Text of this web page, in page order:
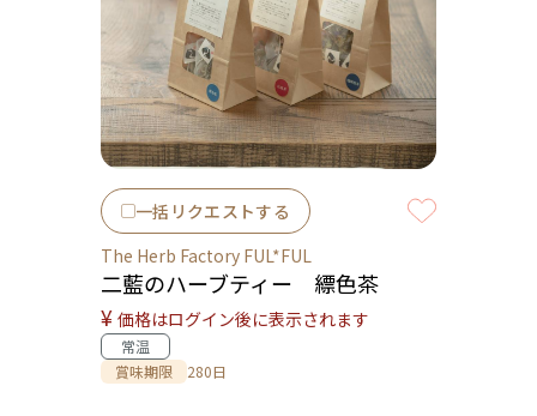
一括リクエストする
The Herb Factory FUL*FUL
二藍のハーブティー 縹色茶
¥ 価格はログイン後に表示されます
常温
賞味期限
280日